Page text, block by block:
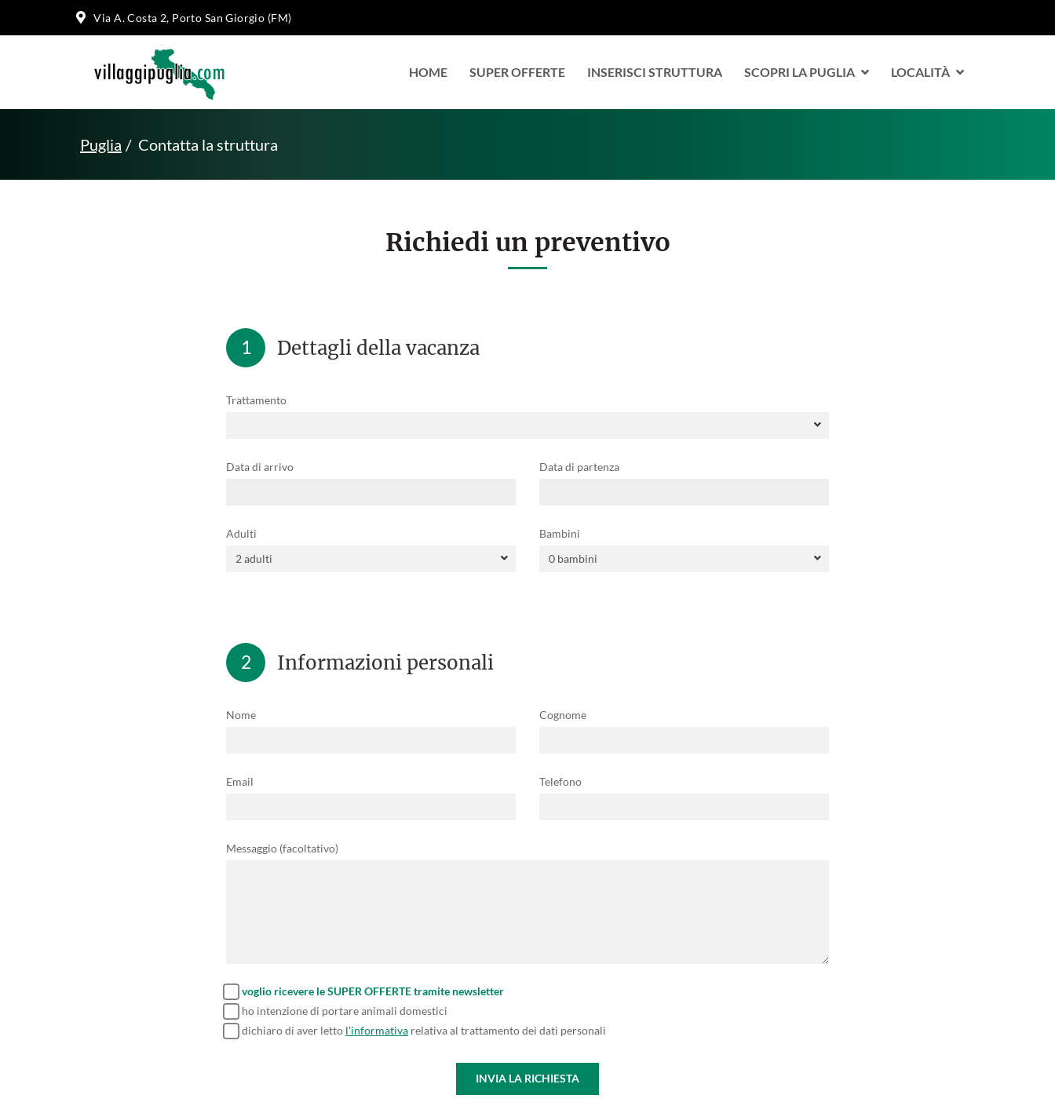
Via A. Costa 2, Porto San Giorgio (FM)
HOME SUPER OFFERTE INSERISCI STRUTTURA SCOPRI LA PUGLIA LOCALITÀ
Puglia Contatta la struttura
Richiedi un preventivo
1 Dettagli della vacanza
Trattamento
Data di arrivo Data di partenza
Adulti Bambini
2 Informazioni personali
Nome Cognome
Email Telefono
Messaggio (facoltativo)
voglio ricevere le SUPER OFFERTE tramite newsletter
ho intenzione di portare animali domestici
dichiaro di aver letto l'informativa relativa al trattamento dei dati personali
INVIA LA RICHIESTA